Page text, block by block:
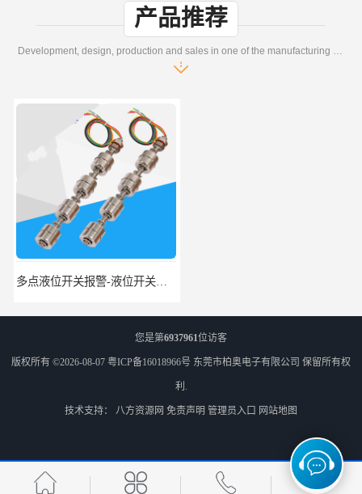
产品推荐
Development, design, production and sales in one of the manufacturing enterprises
多点液位开关报警-液位开关公司-柏奥
不锈钢浮球液位开关厂家-柏奥 不锈钢浮球开关-赫斯曼液位开关定制-柏奥
您是第6937961位访客
版权所有 ©2026-08-07 粤ICP备16018966号 东莞市柏奥电子有限公司 保留所有权
利.
技术支持： 八方资源网 免责声明 管理员入口 网站地图